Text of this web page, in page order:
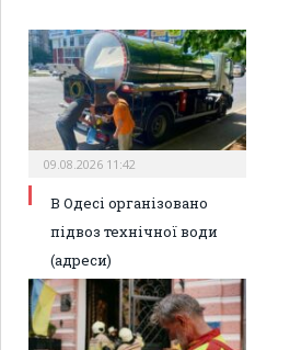
09.08.2026 11:42
В Одесі організовано
підвоз технічної води
(адреси)